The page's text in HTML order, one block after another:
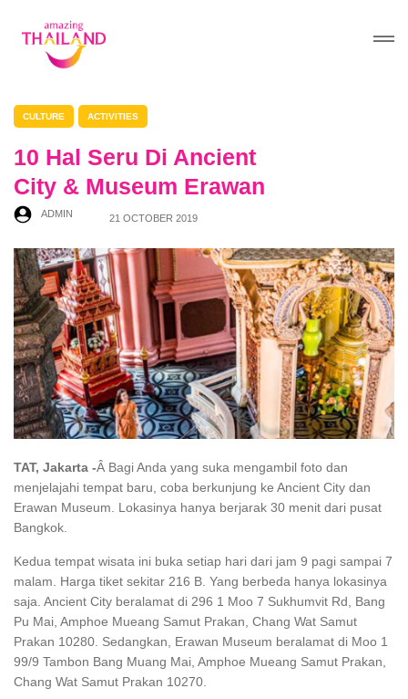
CULTURE ACTIVITIES
10 Hal Seru Di Ancient
City & Museum Erawan
ADMIN 21 OCTOBER 2019
TAT, Jakarta -Â Bagi Anda yang suka mengambil foto dan
menjelajahi tempat baru, coba berkunjung ke Ancient City dan
Erawan Museum. Lokasinya hanya berjarak 30 menit dari pusat
Bangkok.
Kedua tempat wisata ini buka setiap hari dari jam 9 pagi sampai 7
malam. Harga tiket sekitar 216 B. Yang berbeda hanya lokasinya
saja. Ancient City beralamat di 296 1 Moo 7 Sukhumvit Rd, Bang
Pu Mai, Amphoe Mueang Samut Prakan, Chang Wat Samut
Prakan 10280. Sedangkan, Erawan Museum beralamat di Moo 1
99/9 Tambon Bang Muang Mai, Amphoe Mueang Samut Prakan,
Chang Wat Samut Prakan 10270.